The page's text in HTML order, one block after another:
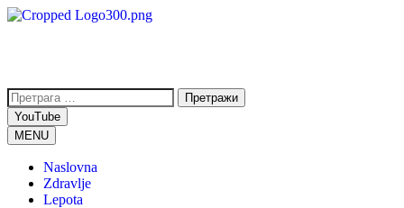
YouTube
MENU
Naslovna
Zdravlje
Lepota